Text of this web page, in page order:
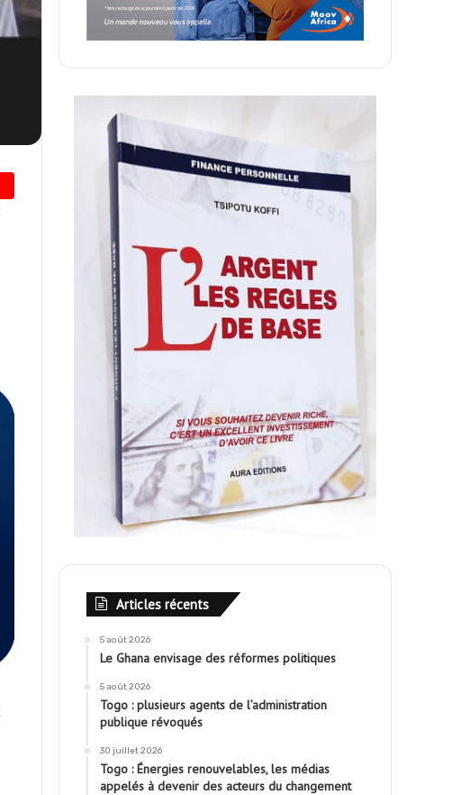
Articles récents
5 août 2026
Le Ghana envisage des réformes politiques
5 août 2026
Togo : plusieurs agents de l’administration
publique révoqués
30 juillet 2026
Togo : Énergies renouvelables, les médias
appelés à devenir des acteurs du changement